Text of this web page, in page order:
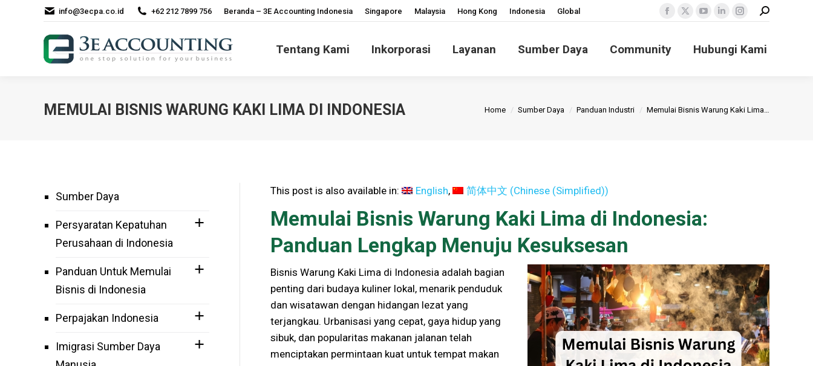
info@3ecpa.co.id +62 212 7899 756 Beranda – 3E Accounting Indonesia Singapore Malaysia Hong Kong Indonesia Global
Facebook
opens
X
opens
YouTube
opens
Linkedin
opens
Instagram
opens
Search:
Tentang Kami Inkorporasi Layanan Sumber Daya Community Hubungi Kami
MEMULAI BISNIS WARUNG KAKI LIMA DI INDONESIA You are here:
Home Sumber Daya Panduan Industri Memulai Bisnis Warung Kaki Lima…
This post is also available in: English 简体中文 (Chinese (Simplified))
Memulai Bisnis Warung Kaki Lima di Indonesia:
Panduan Lengkap Menuju Kesuksesan
Bisnis Warung Kaki Lima di Indonesia adalah bagian
penting dari budaya kuliner lokal, menarik penduduk
dan wisatawan dengan hidangan lezat yang
terjangkau. Urbanisasi yang cepat, gaya hidup yang
sibuk, dan popularitas makanan jalanan telah
menciptakan permintaan kuat untuk tempat makan
Sumber Daya
Persyaratan Kepatuhan
Perusahaan di Indonesia
Panduan Untuk Memulai
Bisnis di Indonesia
Perpajakan Indonesia
Imigrasi Sumber Daya